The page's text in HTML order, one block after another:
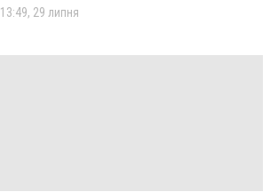
13:49, 29 липня